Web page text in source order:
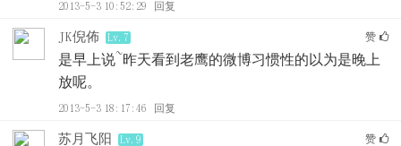
2013-5-3 10:52:29 回复
JK倪佈 Lv.7 赞
是早上说~昨天看到老鹰的微博习惯性的以为是晚上
放呢。
2013-5-3 18:17:46 回复
苏月飞阳 Lv.9 赞